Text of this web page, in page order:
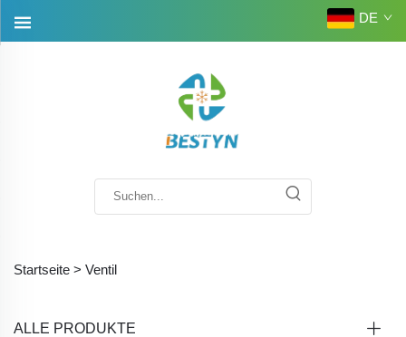
DE
Startseite > Ventil
ALLE PRODUKTE